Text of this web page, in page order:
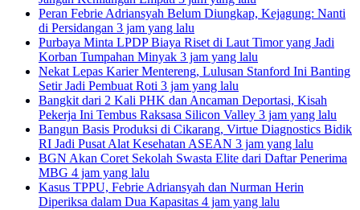
Peran Febrie Adriansyah Belum Diungkap, Kejagung: Nanti
di Persidangan 3 jam yang lalu
Purbaya Minta LPDP Biaya Riset di Laut Timor yang Jadi
Korban Tumpahan Minyak 3 jam yang lalu
Nekat Lepas Karier Mentereng, Lulusan Stanford Ini Banting
Setir Jadi Pembuat Roti 3 jam yang lalu
Bangkit dari 2 Kali PHK dan Ancaman Deportasi, Kisah
Pekerja Ini Tembus Raksasa Silicon Valley 3 jam yang lalu
Bangun Basis Produksi di Cikarang, Virtue Diagnostics Bidik
RI Jadi Pusat Alat Kesehatan ASEAN 3 jam yang lalu
BGN Akan Coret Sekolah Swasta Elite dari Daftar Penerima
MBG 4 jam yang lalu
Kasus TPPU, Febrie Adriansyah dan Nurman Herin
Diperiksa dalam Dua Kapasitas 4 jam yang lalu